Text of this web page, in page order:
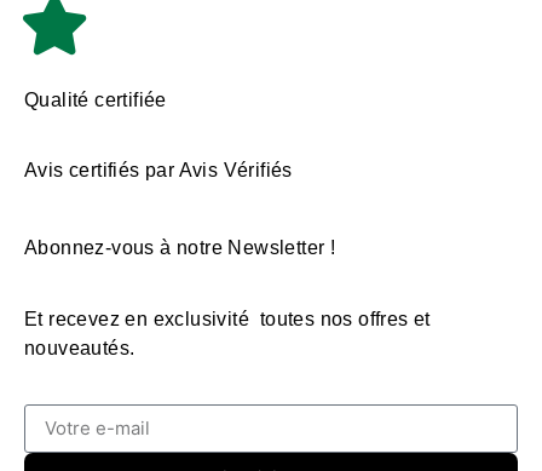
Qualité certifiée
Avis certifiés par Avis Vérifiés
Abonnez-vous à notre Newsletter !
Et recevez en exclusivité toutes nos offres et
nouveautés.